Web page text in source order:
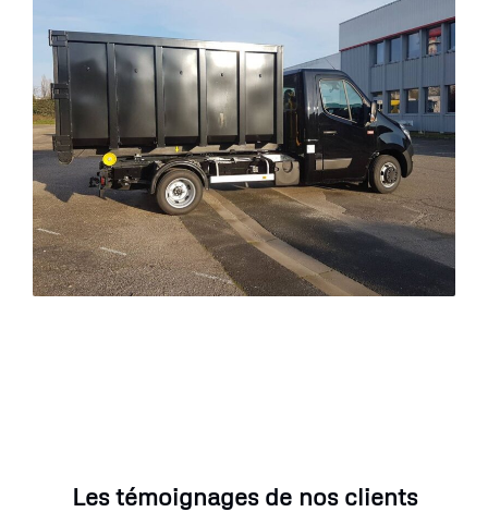
Les témoignages de nos clients